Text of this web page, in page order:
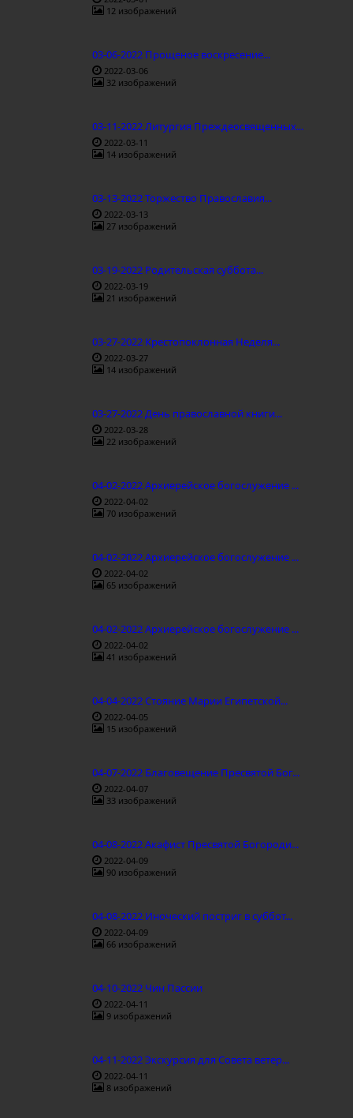
12 изображений
03-06-2022 Прощеное воскресение...
2022-03-06
32 изображений
03-11-2022 Литургия Преждеосвященных...
2022-03-11
14 изображений
03-13-2022 Торжество Православия...
2022-03-13
27 изображений
03-19-2022 Родительская суббота...
2022-03-19
21 изображений
03-27-2022 Крестопоклонная Неделя...
2022-03-27
14 изображений
03-27-2022 День православной книги...
2022-03-28
22 изображений
04-02-2022 Архиерейское богослужение ...
2022-04-02
70 изображений
04-02-2022 Архиерейское богослужение ...
2022-04-02
65 изображений
04-02-2022 Архиерейское богослужение ...
2022-04-02
41 изображений
04-04-2022 Стояние Марии Египетской...
2022-04-05
15 изображений
04-07-2022 Благовещение Пресвятой Бог...
2022-04-07
33 изображений
04-08-2022 Акафист Пресвятой Богороди...
2022-04-09
90 изображений
04-08-2022 Иноческий постриг в суббот...
2022-04-09
66 изображений
04-10-2022 Чин Пассии
2022-04-11
9 изображений
04-11-2022 Экскурсия для Совета ветер...
2022-04-11
8 изображений